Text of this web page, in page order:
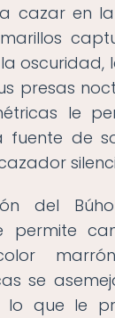
cazar en la
oscuridad,
presas
le
fuente de
del
permite
se
lo que le